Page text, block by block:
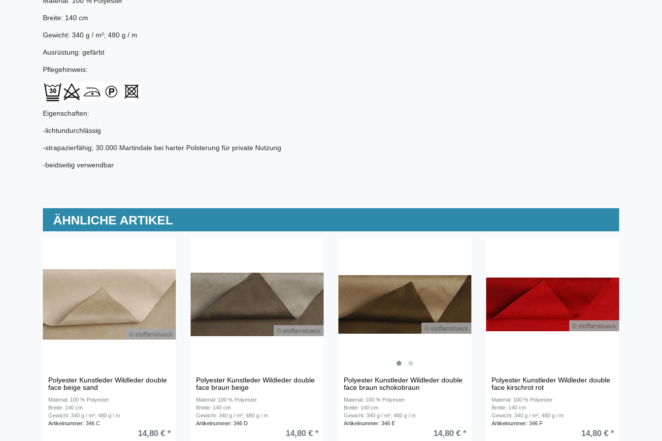
Breite: 140 cm
Gewicht: 340 g / m²; 480 g / m
Ausrüstung: gefärbt
Pflegehinweis:
Eigenschaften:
-lichtundurchlässig
-strapazierfähig; 30.000 Martindale bei harter Polsterung für private Nutzung
-beidseitig verwendbar
ÄHNLICHE ARTIKEL
Polyester Kunstleder Wildleder double
face beige sand
Material: 100 % Polyester
Breite: 140 cm
Gewicht: 340 g / m²; 480 g / m
Artikelnummer: 346 C
14,80 € *
Polyester Kunstleder Wildleder double
face braun beige
Material: 100 % Polyester
Breite: 140 cm
Gewicht: 340 g / m²; 480 g / m
Artikelnummer: 346 D
14,80 € *
Polyester Kunstleder Wildleder double
face braun schokobraun
Material: 100 % Polyester
Breite: 140 cm
Gewicht: 340 g / m²; 480 g / m
Artikelnummer: 346 E
14,80 € *
Polyester Kunstleder Wildleder double
face kirschrot rot
Material: 100 % Polyester
Breite: 140 cm
Gewicht: 340 g / m²; 480 g / m
Artikelnummer: 346 F
14,80 € *